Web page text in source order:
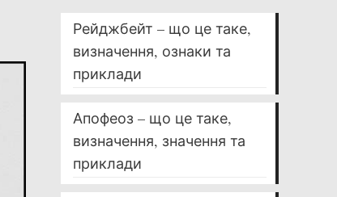
Рейджбейт – що це таке,
визначення, ознаки та
приклади
Апофеоз – що це таке,
визначення, значення та
приклади